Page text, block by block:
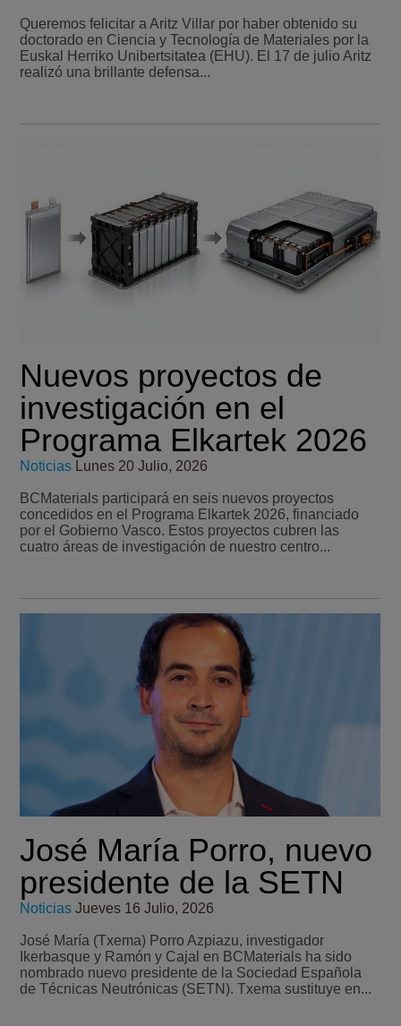
Queremos felicitar a Aritz Villar por haber obtenido su
doctorado en Ciencia y Tecnología de Materiales por la
Euskal Herriko Unibertsitatea (EHU). El 17 de julio Aritz
realizó una brillante defensa...
Nuevos proyectos de
investigación en el
Programa Elkartek 2026
Noticias Lunes 20 Julio, 2026
BCMaterials participará en seis nuevos proyectos
concedidos en el Programa Elkartek 2026, financiado
por el Gobierno Vasco. Estos proyectos cubren las
cuatro áreas de investigación de nuestro centro...
José María Porro, nuevo
presidente de la SETN
Noticias Jueves 16 Julio, 2026
José María (Txema) Porro Azpiazu, investigador
Ikerbasque y Ramón y Cajal en BCMaterials ha sido
nombrado nuevo presidente de la Sociedad Española
de Técnicas Neutrónicas (SETN). Txema sustituye en...